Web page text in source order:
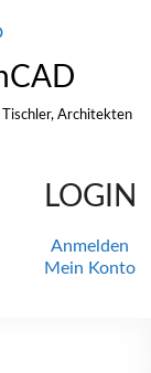
Architekten
LOGIN
Anmelden
Mein Konto